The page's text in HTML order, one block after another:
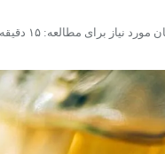
مورد نیاز برای مطالعه: ۱۵ دقیقه
۲۵۲,۷۴۰ تومان
مشاهده و خرید